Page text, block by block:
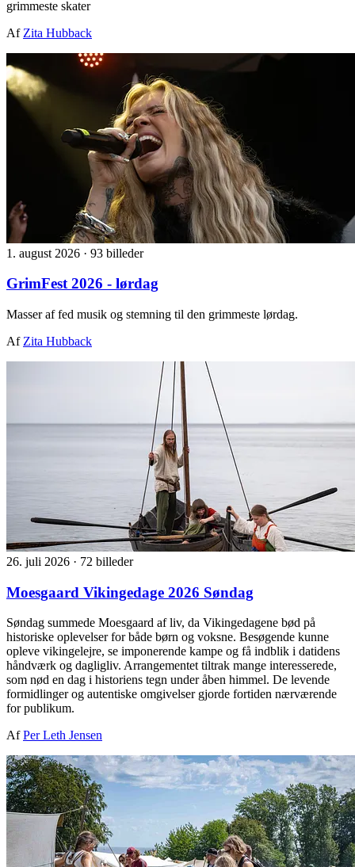
grimmeste skater
Af Zita Hubback
1. august 2026 · 93 billeder
GrimFest 2026 - lørdag
Masser af fed musik og stemning til den grimmeste lørdag.
Af Zita Hubback
26. juli 2026 · 72 billeder
Moesgaard Vikingedage 2026 Søndag
Søndag summede Moesgaard af liv, da Vikingedagene bød på
historiske oplevelser for både børn og voksne. Besøgende kunne
opleve vikingelejre, se imponerende kampe og få indblik i datidens
håndværk og dagligliv. Arrangementet tiltrak mange interesserede,
som nød en dag i historiens tegn under åben himmel. De levende
formidlinger og autentiske omgivelser gjorde fortiden nærværende
for publikum.
AfPer Leth Jensen